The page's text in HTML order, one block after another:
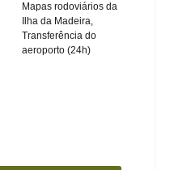
Mapas rodoviários da
Ilha da Madeira,
Transferência do
aeroporto (24h)